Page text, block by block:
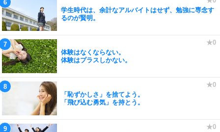
学生時代は、余計なアルバイトはせず、勉強に専念す
るのが賢明。
体験はなくならない。
体験はプラスしかない。
「恥ずかしさ」を捨てよう。
「飛び込む勇気」を持とう。